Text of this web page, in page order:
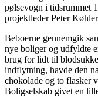
pølsevogn i tidsrummet
projektleder Peter
Beboerne gennemgik
nye boliger og udfyldte
brug for lidt til
indflytning, havde den
chokolade og to flasker
Boligselskab givet en